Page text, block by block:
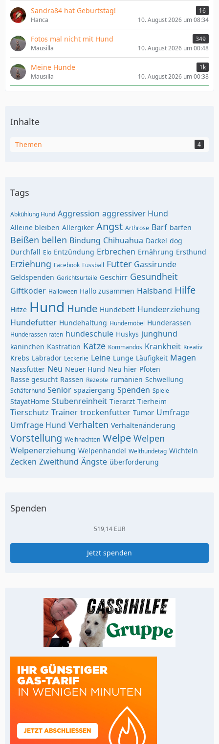
Sandra84 hat Geburtstag!
16
Hanca
10. August 2026 um 08:34
Fotos mal nicht mit Hund
349
Mausilla
10. August 2026 um 00:48
Meine Hunde
1k
Mausilla
10. August 2026 um 00:38
Inhalte
Themen 4
Tags
Abkühlung Hund Aggression aggressiver Hund
Alleine bleiben Allergiker Angst Arthrose Barf barfen
Beißen bellen Bindung Chihuahua Dackel dog
Durchfall Elo Entzündung Erbrechen Ernährung Ersthund
Erziehung Facebook Fussball Futter Gassirunde
Geldspenden Gerichtsurteile Geschirr Gesundheit
Giftköder Halloween Hallo zusammen Halsband Hilfe
Hitze Hund Hunde Hundebett Hundeerziehung
Hundefutter Hundehaltung Hundemöbel Hunderassen
Hunderassen raten hundeschule Huskys junghund
kaninchen Kastration Katze Kommandos Krankheit Kreativ
Krebs Labrador Leckerlie Leine Lunge Läufigkeit Magen
Nassfutter Neu Neuer Hund Neu hier Pfoten
Rasse gesucht Rassen Rezepte rumänien Schwellung
Schäferhund Senior spaziergang Spenden Spiele
StayatHome Stubenreinheit Tierarzt Tierheim
Tierschutz Trainer trockenfutter Tumor Umfrage
Umfrage Hund Verhalten Verhaltenänderung
Vorstellung Weihnachten Welpe Welpen
Welpenerziehung Welpenhandel Welthundetag Wichteln
Zecken Zweithund Ängste überforderung
Spenden
519,14 EUR
Jetzt spenden